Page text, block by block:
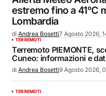
estremo fino a 41°C
Lombardia
di Andrea Bosetti7 Agosto 2026,
TERREMOTI
Terremoto PIEMONTE,
Cuneo: informazioni e
di Andrea Bosetti9 Agosto 2026,
TERREMOTI